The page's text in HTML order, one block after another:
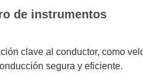
de instrumentos
clave al conductor, como
segura y eficiente.